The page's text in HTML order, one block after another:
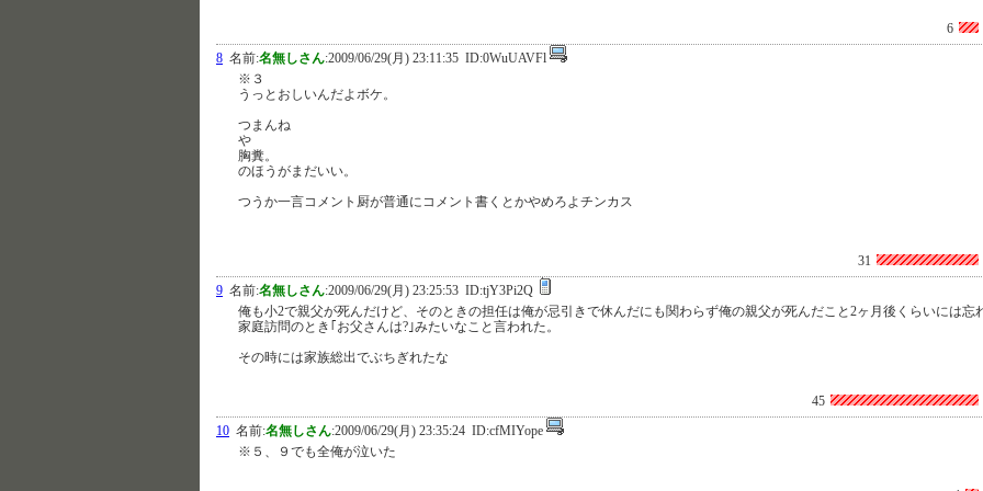
6
8 名前:名無しさん:2009/06/29(月) 23:11:35 ID:0WuUAVFl
※３
うっとおしいんだよボケ。
つまんね
や
胸糞。
のほうがまだいい。
つうか一言コメント厨が普通にコメント書くとかやめろよチンカス
31
9 名前:名無しさん:2009/06/29(月) 23:25:53 ID:tjY3Pi2Q
俺も小2で親父が死んだけど、そのときの担任は俺が忌引きで休んだにも関わらず俺の親父が死んだこと2ヶ月後くらいには忘
家庭訪問のとき｢お父さんは?｣みたいなこと言われた。
その時には家族総出でぶちぎれたな
45
10 名前:名無しさん:2009/06/29(月) 23:35:24 ID:cfMIYope
※５、９でも全俺が泣いた